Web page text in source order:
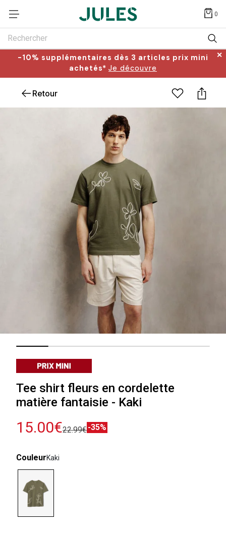
0
Rechercher
-10% supplémentaires dès 3 articles prix mini
achetés* Je découvre
✕
Retour
Tee shirt fleurs en cordelette
matière fantaisie - Kaki
15.00€22.99€-35%
CouleurKaki